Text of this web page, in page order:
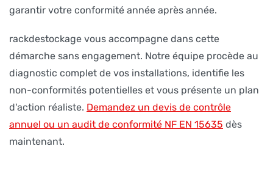
garantir votre conformité année après année.
rackdestockage vous accompagne dans cette
démarche sans engagement. Notre équipe procède au
diagnostic complet de vos installations, identifie les
non-conformités potentielles et vous présente un plan
d'action réaliste. Demandez un devis de contrôle
annuel ou un audit de conformité NF EN 15635 dès
maintenant.